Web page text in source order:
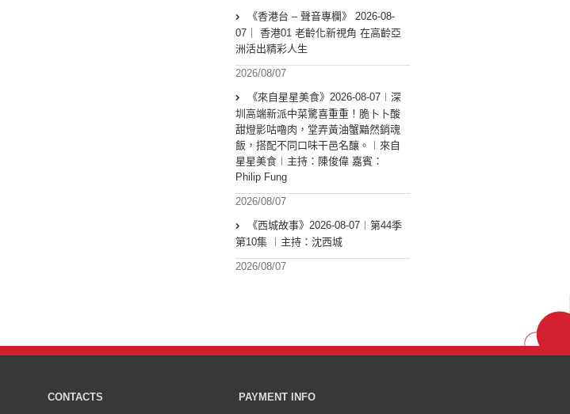
《香港台 – 聲音專欄》 2026-08-
07｜ 香港01 老齡化新視角 在高齡亞
洲活出精彩人生
2026/08/07
《來自星星美食》2026-08-07︱深
圳高端新派中菜驚喜重重！脆卜卜酸
甜燈影咕嚕肉，堂弄黃油蟹黯然銷魂
飯，搭配不同口味干邑名釀。︱來自
星星美食︱主持：陳俊偉 嘉賓：
Philip Fung
2026/08/07
《西城故事》2026-08-07︱第44季
第10集 ︱主持：沈西城
2026/08/07
CONTACTS PAYMENT INFO